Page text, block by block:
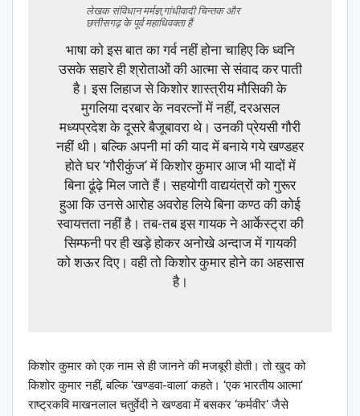
लेखक संविधान मर्मज्ञ,गांधीवादी चिन्तक और
छत्तीसगढ़ के पूर्व महाधिवक्ता हैं
भाषा को इस बात का गर्व नहीं होना चाहिए कि ध्वनि
उसके सहारे ही श्रोताओं की आत्मा से संवाद कर पाती
है। इस लिहाज से किशोर शास्त्रीय मौसिकी के
मुगलिया दरबार के नवरत्नों में नहीं, दरअसल
मध्यप्रदेश के दूसरे बैजूबावरा थे। उनकी प्रेयसी गौरी
नहीं थी। बल्कि अपनी मां की याद में बनाये गये खण्डहर
होते घर ‘गौरीकुंज‘ में किशोर कुमार आज भी यादों में
बिना ढूंढ़े मिल जाते हैं। सहयोगी वाद्ययंत्रों को गुरूर
हुआ कि उनसे आरोह अवरोह लिये बिना कण्ठ की कोई
स्वायत्तता नहीं है। तब-तब इस गायक ने आर्केस्ट्रा की
सिम्फनी पर ही खड़े होकर अनोखे अन्दाज में गायकी
को शऊर दिए। वही तो किशोर कुमार होने का अहसास
है।
किशोर कुमार को एक नाम से ही जानने की मजबूरी होती। तो खुद को
किशोर कुमार नहीं, बल्कि ‘खण्डवा-वाला‘ कहते। ‘एक भारतीय आत्मा‘
राष्ट्रकवि माखनलाल चतुर्वेदी ने खण्डवा में बसकर ‘कर्मवीर‘ जैसे